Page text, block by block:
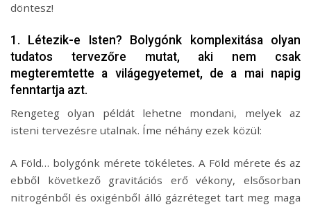
döntesz!
1. Létezik-e Isten? Bolygónk komplexitása olyan
tudatos tervezőre mutat, aki nem csak
megteremtette a világegyetemet, de a mai napig
fenntartja azt.
Rengeteg olyan példát lehetne mondani, melyek az
isteni tervezésre utalnak. Íme néhány ezek közül:
A Föld… bolygónk mérete tökéletes. A Föld mérete és az
ebből következő gravitációs erő vékony, elsősorban
nitrogénből és oxigénből álló gázréteget tart meg maga